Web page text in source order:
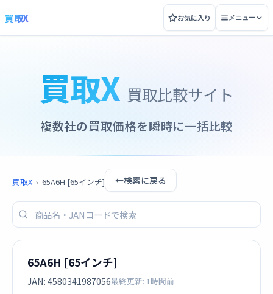
買取X お気に入り メニュー
買取X 買取比較サイト
複数社の買取価格を瞬時に一括比較
買取X › 65A6H [65インチ] ←検索に戻る
65A6H [65インチ]
JAN: 4580341987056最終更新: 1時間前